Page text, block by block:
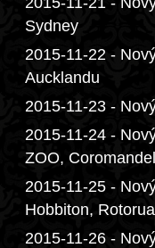
Sydney
2015-11-22 -
Aucklandu
2015-11-23 -
2015-11-24 -
ZOO,
2015-11-25 -
Hobbiton, Rotorua
2015-11-26 -